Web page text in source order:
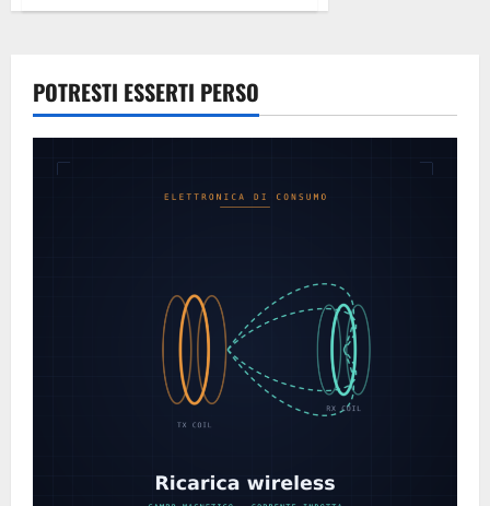
Frat’è!
POTRESTI ESSERTI PERSO